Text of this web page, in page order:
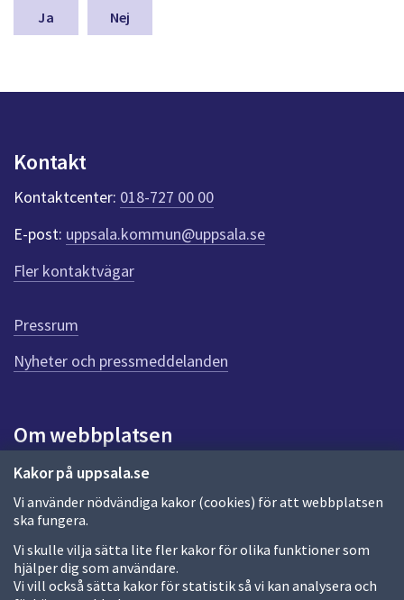
Kakor på uppsala.se
Vi använder nödvändiga kakor (cookies) för att webbplatsen
ska fungera.
Vi skulle vilja sätta lite fler kakor för olika funktioner som
hjälper dig som användare.
Vi vill också sätta kakor för statistik så vi kan analysera och
a
n
k
t
e
r
f
ö
r
e
n
n
a
d
a
Nej
Kontakt
Kontaktcenter: 018-727 00 00
E-post: uppsala.kommun@uppsala.se
Fler kontaktvägar
Pressrum
Nyheter och pressmeddelanden
Om webbplatsen
Om webbplatsen
Allmänna handlingar och diarium
Behandling av personuppgifter
Kakor